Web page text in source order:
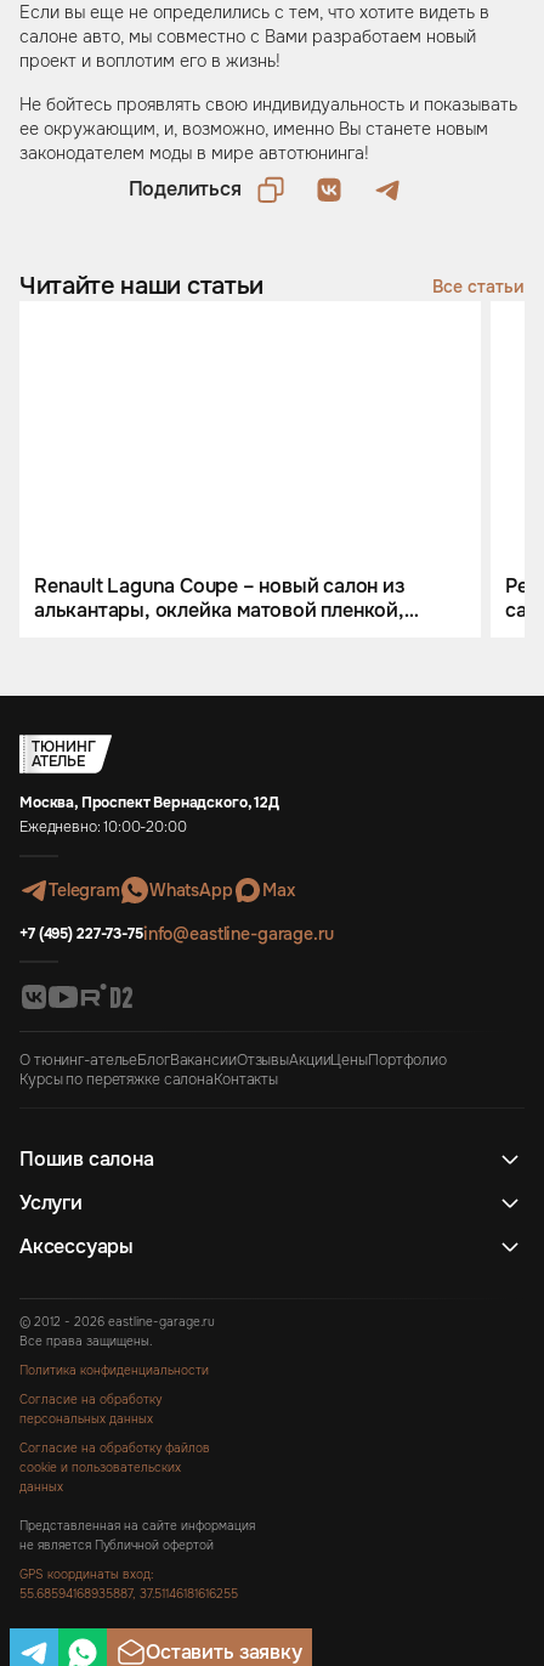
Если вы еще не определились с тем, что хотите видеть в
салоне авто, мы совместно с Вами разработаем новый
проект и воплотим его в жизнь!
Не бойтесь проявлять свою индивидуальность и показывать
ее окружающим, и, возможно, именно Вы станете новым
законодателем моды в мире автотюнинга!
Поделиться
Читайте наши статьи Все статьи
Renault Laguna Coupe – новый салон из
алькантары, оклейка матовой пленкой,
ТЮНИНГ
АТЕЛЬЕ
Москва, Проспект Вернадского, 12Д
Ежедневно: 10:00-20:00
Telegram WhatsApp Max
+7 (495) 227-73-75info@eastline-garage.ru
О тюнинг-ательеБлогВакансииОтзывыАкцииЦеныПортфолио
Курсы по перетяжке салонаКонтакты
Пошив салона
Услуги
Аксессуары
© 2012 - 2026 eastline-garage.ru
Все права защищены.
Политика конфиденциальности
Согласие на обработку
персональных данных
Согласие на обработку файлов
cookie и пользовательских
данных
Представленная на сайте информация
не является Публичной офертой
GPS координаты вход:
55.68594168935887, 37.51146181616255
Оставить заявку